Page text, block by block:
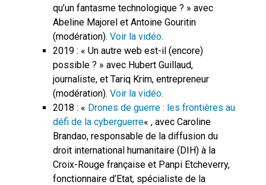
qu’un fantasme technologique ? » avec
Abeline Majorel et Antoine Gouritin
(modération). Voir la vidéo.
2019 : « Un autre web est-il (encore)
possible ? » avec Hubert Guillaud,
journaliste, et Tariq Krim, entrepreneur
(modération). Voir la vidéo.
2018 : « Drones de guerre : les frontières au
défi de la cyberguerre« , avec Caroline
Brandao, responsable de la diffusion du
droit international humanitaire (DIH) à la
Croix-Rouge française et Panpi Etcheverry,
fonctionnaire d’Etat, spécialiste de la